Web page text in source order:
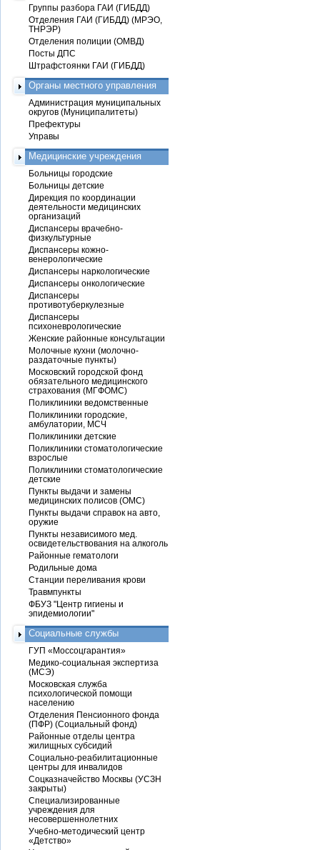
Группы разбора ГАИ (ГИБДД)
Отделения ГАИ (ГИБДД) (МРЭО,
ТНРЭР)
Отделения полиции (ОМВД)
Посты ДПС
Штрафстоянки ГАИ (ГИБДД)
Органы местного управления
Администрация муниципальных
округов (Муниципалитеты)
Префектуры
Управы
Медицинские учреждения
Больницы городские
Больницы детские
Дирекция по координации
деятельности медицинских
организаций
Диспансеры врачебно-
физкультурные
Диспансеры кожно-
венерологические
Диспансеры наркологические
Диспансеры онкологические
Диспансеры
противотуберкулезные
Диспансеры
психоневрологические
Женские районные консультации
Молочные кухни (молочно-
раздаточные пункты)
Московский городской фонд
обязательного медицинского
страхования (МГФОМС)
Поликлиники ведомственные
Поликлиники городские,
амбулатории, МСЧ
Поликлиники детские
Поликлиники стоматологические
взрослые
Поликлиники стоматологические
детские
Пункты выдачи и замены
медицинских полисов (ОМС)
Пункты выдачи справок на авто,
оружие
Пункты независимого мед.
освидетельствования на алкоголь
Районные гематологи
Родильные дома
Станции переливания крови
Травмпункты
ФБУЗ "Центр гигиены и
эпидемиологии"
Социальные службы
ГУП «Моссоцгарантия»
Медико-социальная экспертиза
(МСЭ)
Московская служба
психологической помощи
населению
Отделения Пенсионного фонда
(ПФР) (Социальный фонд)
Районные отделы центра
жилищных субсидий
Социально-реабилитационные
центры для инвалидов
Соцказначейство Москвы (УСЗН
закрыты)
Специализированные
учреждения для
несовершеннолетних
Учебно-методический центр
«Детство»